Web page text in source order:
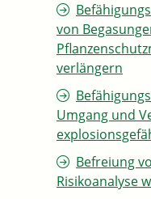
von
verlängern
Umgang und
Befreiung
Risikoanalyse